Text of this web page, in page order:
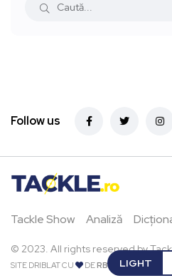
LIGHT
Follow us
Tackle Show Analiză
© 2023. All rights reserved by
SITE DRIBLAT CU DERBPIXEL